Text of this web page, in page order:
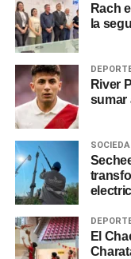
Rach
la
River
sumar
El